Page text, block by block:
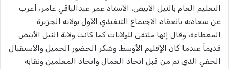
التعليم العام بالنيل الأبيض، الأستاذ عمر عبدالباقي عامر، أعرب
عن سعادته بانعقاد الاجتماع التنفيذي الأول بولاية الجزيرة
المعطاءة، وقال إنها ملتقى للولايات كما كانت ولاية النيل الأبيض
قديماً عندما كان الإقليم الأوسط. وشكر الحضور الجميل والاستقبال
الحفي الذي تم من قبل اتحاد العمال واتحاد المعلمين ونقابة